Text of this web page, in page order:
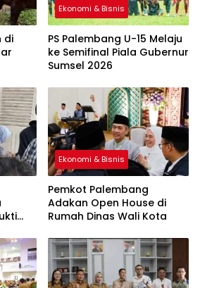
di
Ekonomi & Bisnis
PS Palembang U-15 Melaju
ke Semifinal Piala Gubernur
Sumsel 2026
Ekonomi & Bisnis
Pemkot Palembang
Adakan Open House di
Rumah Dinas Wali Kota